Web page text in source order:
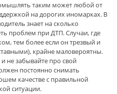
таким может любой от
на дорогих иномарках. В
знает на сколько
проблем при ДТП. Случаи, где
тем более если он трезвый и
крайне маловероятны.
не забывайте про свой
постоянно снимать
качестве с правильной
ситуации.